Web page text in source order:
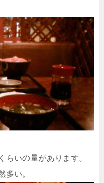
らいの量があります。
多い。